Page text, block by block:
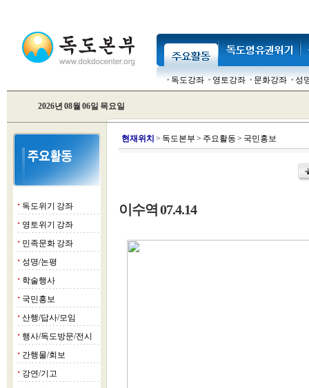
독도강좌 영토강좌 문화강좌 성
2026년 08월 06일 목요일
■ 독도위기 강좌
■ 영토위기 강좌
■ 민족문화 강좌
■ 성명/논평
■ 학술행사
■ 국민홍보
■ 산행/답사/모임
■ 행사/독도방문/전시
■ 간행물/회보
■ 강연/기고
현재위치 > 독도본부 > 주요활동 > 국민홍보
이수역 07.4.14